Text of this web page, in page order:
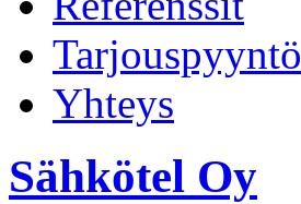
Tarjouspyyntö
Yhteys
Sähkötel Oy